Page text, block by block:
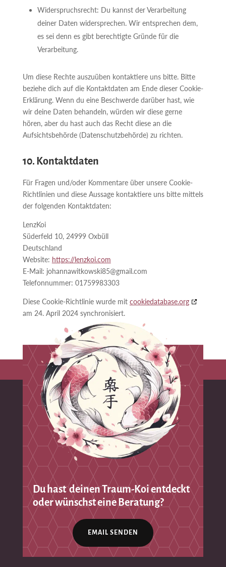
Widerspruchsrecht: Du kannst der Verarbeitung
deiner Daten widersprechen. Wir entsprechen dem,
es sei denn es gibt berechtigte Gründe für die
Verarbeitung.
Um diese Rechte auszuüben kontaktiere uns bitte. Bitte
beziehe dich auf die Kontaktdaten am Ende dieser Cookie-
Erklärung. Wenn du eine Beschwerde darüber hast, wie
wir deine Daten behandeln, würden wir diese gerne
hören, aber du hast auch das Recht diese an die
Aufsichtsbehörde (Datenschutzbehörde) zu richten.
10. Kontaktdaten
Für Fragen und/oder Kommentare über unsere Cookie-
Richtlinien und diese Aussage kontaktiere uns bitte mittels
der folgenden Kontaktdaten:
LenzKoi
Süderfeld 10, 24999 Oxbüll
Deutschland
Website: https://lenzkoi.com
E-Mail: johannawitkowski85@gmail.com
Telefonnummer: 01759983303
Diese Cookie-Richtlinie wurde mit cookiedatabase.org
am 24. April 2024 synchronisiert.
Du hast deinen Traum-Koi entdeckt
oder wünschst eine Beratung?
EMAIL SENDEN